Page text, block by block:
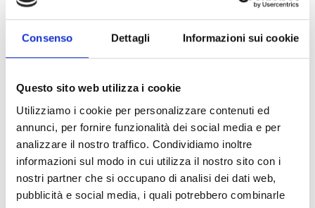
Consenso Dettagli Informazioni sui cookie
Questo sito web utilizza i cookie
Utilizziamo i cookie per personalizzare contenuti ed
annunci, per fornire funzionalità dei social media e per
analizzare il nostro traffico. Condividiamo inoltre
informazioni sul modo in cui utilizza il nostro sito con i
nostri partner che si occupano di analisi dei dati web,
pubblicità e social media, i quali potrebbero combinarle
cofinanziamento di Piani di Digitalizzazione, che
il personale e servizi di consulenza avanzati e
qualificati finalizzati a favorire l'impiego di tecnologie
l'analisi dei dati nei processi produttivi.
CONDIVIDI